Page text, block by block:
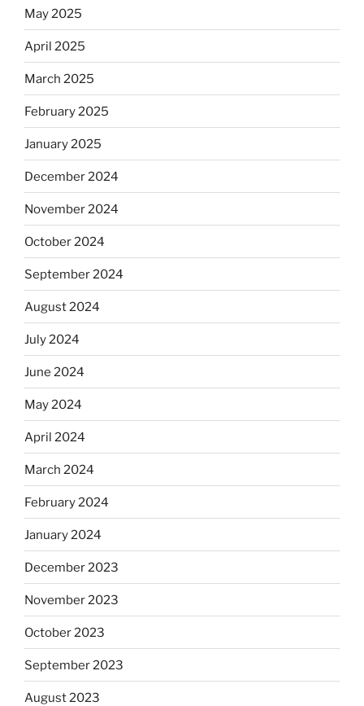
May 2025
April 2025
March 2025
February 2025
January 2025
December 2024
November 2024
October 2024
September 2024
August 2024
July 2024
June 2024
May 2024
April 2024
March 2024
February 2024
January 2024
December 2023
November 2023
October 2023
September 2023
August 2023